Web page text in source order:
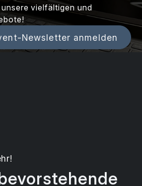
vielfältigen und
Newsletter anmelden